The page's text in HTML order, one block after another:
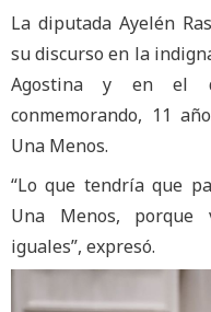
La diputada Ayelén
su discurso en la
Agostina y en el
conmemorando, 11
Una Menos.
“Lo que tendría que
Una Menos, porque
iguales”, expresó.